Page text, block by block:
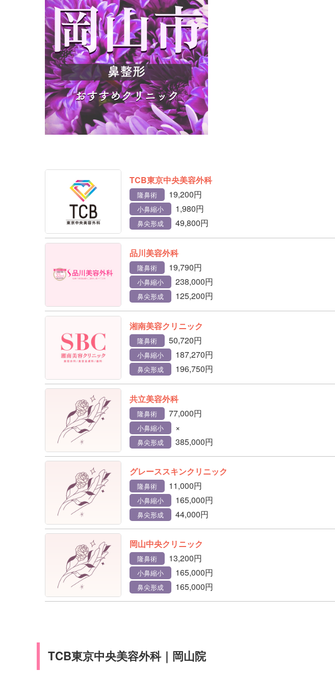
TCB東京中央美容外科
隆鼻術 19,200円
小鼻縮小 1,980円
鼻尖形成 49,800円
品川美容外科
隆鼻術 19,790円
小鼻縮小 238,000円
鼻尖形成 125,200円
湘南美容クリニック
隆鼻術 50,720円
小鼻縮小 187,270円
鼻尖形成 196,750円
共立美容外科
隆鼻術 77,000円
小鼻縮小 ×
鼻尖形成 385,000円
グレーススキンクリニック
隆鼻術 11,000円
小鼻縮小 165,000円
鼻尖形成 44,000円
岡山中央クリニック
隆鼻術 13,200円
小鼻縮小 165,000円
鼻尖形成 165,000円
TCB東京中央美容外科｜岡山院